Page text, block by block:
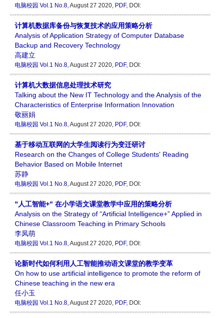
电脑校园 Vol.1 No.8, August 27 2020, PDF, DOI:
计算机数据库备份与恢复技术的应用策略分析
Analysis of Application Strategy of Computer Database
Backup and Recovery Technology
高建立
电脑校园 Vol.1 No.8, August 27 2020, PDF, DOI:
计算机大数据信息处理技术研究
Talking about the New IT Technology and the Analysis of the
Characteristics of Enterprise Information Innovation
敬丽娟
电脑校园 Vol.1 No.8, August 27 2020, PDF, DOI:
基于移动互联网的大学生阅读行为变迁研讨
Research on the Changes of College Students' Reading
Behavior Based on Mobile Internet
苏静
电脑校园 Vol.1 No.8, August 27 2020, PDF, DOI:
"人工智能+" 在小学语文课堂教学中应用的策略分析
Analysis on the Strategy of “Artificial Intelligence+” Applied in
Chinese Classroom Teaching in Primary Schools
李凤萌
电脑校园 Vol.1 No.8, August 27 2020, PDF, DOI:
论新时代如何利用人工智能推动语文课堂的教学变革
On how to use artificial intelligence to promote the reform of
Chinese teaching in the new era
任小玉
电脑校园 Vol.1 No.8, August 27 2020, PDF, DOI: